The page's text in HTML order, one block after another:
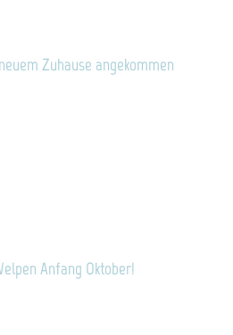
Zuhause angekommen
Anfang Oktober!